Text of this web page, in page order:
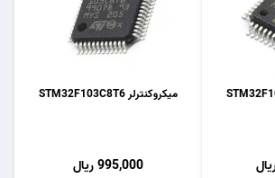
میکروکنترلر STM32F103C8T6
995,000 ریال